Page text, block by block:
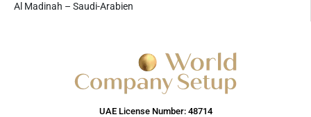
Al Madinah – Saudi-Arabien
UAE License Number: 48714